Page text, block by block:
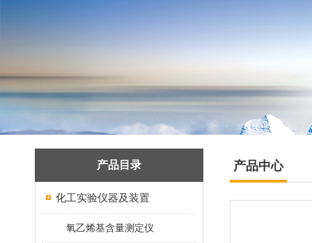
产品目录
化工实验仪器及装置
氧乙烯基含量测定仪
产品中心